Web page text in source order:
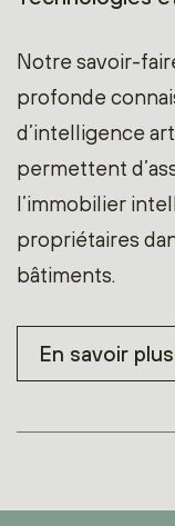
Notre savoir-
profonde
d’intelligence
permettent
l’immobilier
propriétaires
bâtiments.
En savoir plus